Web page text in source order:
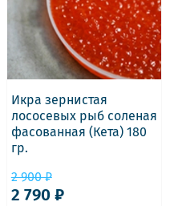
Икра зернистая
лососевых рыб соленая
фасованная (Кета) 180
гр.
2 900 ₽
2 790 ₽